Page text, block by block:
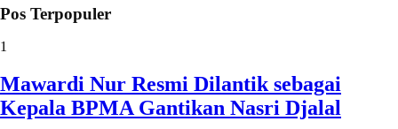
Pos Terpopuler
1
Mawardi Nur Resmi Dilantik sebagai
Kepala BPMA Gantikan Nasri Djalal